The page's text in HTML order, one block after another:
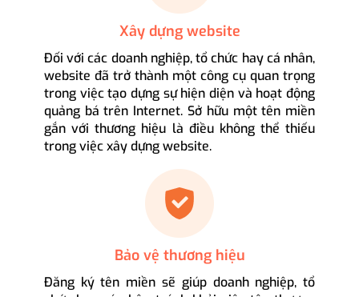
Xây dựng website
Đối với các doanh nghiệp, tổ chức hay cá nhân,
website đã trở thành một công cụ quan trọng
trong việc tạo dựng sự hiện diện và hoạt động
quảng bá trên Internet. Sở hữu một tên miền
gắn với thương hiệu là điều không thể thiếu
trong việc xây dựng website.
Bảo vệ thương hiệu
Đăng ký tên miền sẽ giúp doanh nghiệp, tổ